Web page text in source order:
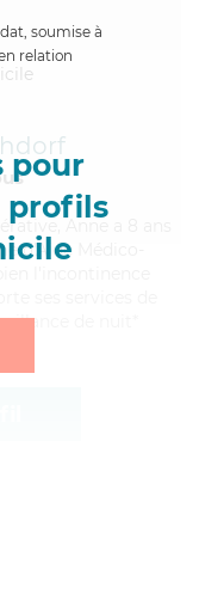
soumise à
relation
pour
profils
Anne a 8 ans
d'Aide Médico-
de nuit*